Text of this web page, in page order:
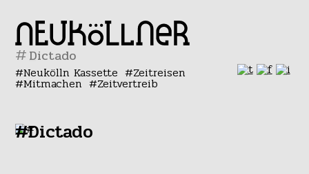
#
Neukölln Kassette Zeitreisen
Mitmachen Zeitvertreib
#Dictado